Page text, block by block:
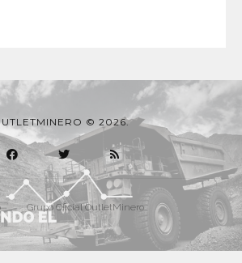
© 2026.
Grupo Oficial OutletMinero